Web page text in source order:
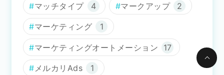
マッチタイプ 4 マークアップ 2
マーケティング 1
マーケティングオートメーション 17
メルカリAds 1